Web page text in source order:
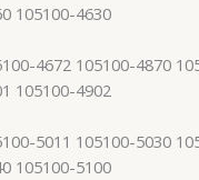
105100-4630
4672 105100-4870
105100-4902
5011 105100-5030
105100-5100